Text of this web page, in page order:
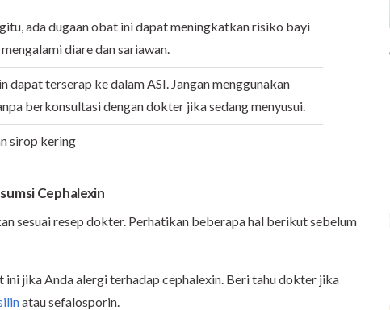
ada dugaan obat ini dapat meningkatkan risiko bayi
diare dan sariawan.
dapat terserap ke dalam ASI. Jangan menggunakan
berkonsultasi dengan dokter jika sedang menyusui.
sirop kering
Cephalexin
sesuai resep dokter. Perhatikan beberapa hal berikut sebelum
ini jika Anda alergi terhadap cephalexin. Beri tahu dokter jika
atau sefalosporin.